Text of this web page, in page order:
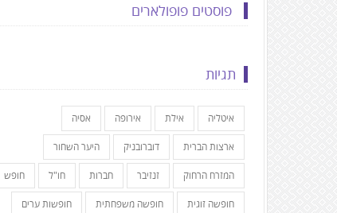
פוסטים פופולארים
תגיות
איטליה אילת אירופה אסיה
ארצות הברית דוברובניק היער השחור
המזרח הרחוק זנזיבר חברות חו"ל חופש
חופשה זוגית חופשה משפחתית חופשות ערים